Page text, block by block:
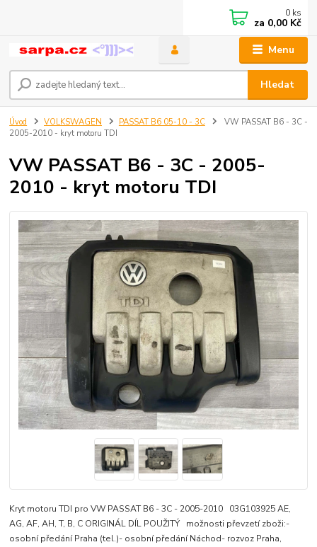
Menu
Hledat
0 ks
za 0,00 Kč
Úvod VOLKSWAGEN PASSAT B6 05-10 - 3C
VW PASSAT B6 - 3C -
2005-2010 - kryt motoru TDI
VW PASSAT B6 - 3C - 2005-
2010 - kryt motoru TDI
Kryt motoru TDI pro VW PASSAT B6 - 3C - 2005-2010 03G103925 AE,
AG, AF, AH, T, B, C ORIGINÁL DÍL POUŽITÝ možnosti převzetí zboži:-
osobní předání Praha (tel.)- osobní předání Náchod- rozvoz Praha,